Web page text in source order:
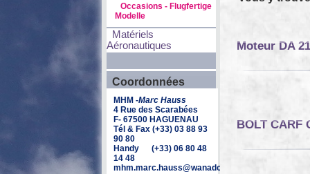
Occasions - Flugfertige
Modelle
Matériels
Aéronautiques
Coordonnées
MHM -Marc Hauss
4 Rue des Scarabées
F- 67500 HAGUENAU
Tél & Fax (+33) 03 88 93
90 80
Handy (+33) 06 80 48
14 48
mhm.marc.hauss@wanadoo.fr
Moteur DA
BOLT CARF